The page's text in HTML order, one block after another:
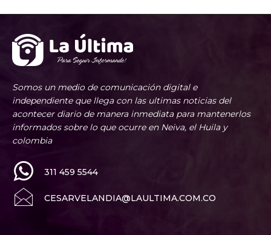
Somos un medio de comunicación digital e
independiente que llega con las ultimas noticias del
acontecer diario de manera inmediata para mantenerlos
informados sobre lo que ocurre en Neiva, el Huila y
colombia
311 459 5544
CESARVELANDIA@LAULTIMA.COM.CO